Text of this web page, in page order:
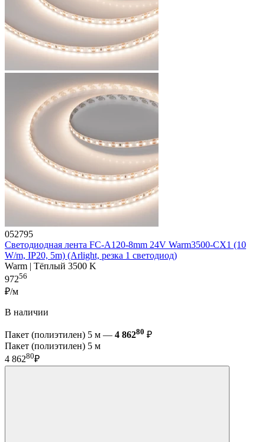
052795
Светодиодная лента FC-A120-8mm 24V Warm3500-CX1 (10
W/m, IP20, 5m) (Arlight, резка 1 светодиод)
Warm | Тёплый 3500 K
97256
₽/м
В наличии
Пакет (полиэтилен) 5 м — 4 86280 ₽
Пакет (полиэтилен) 5 м
4 86280₽